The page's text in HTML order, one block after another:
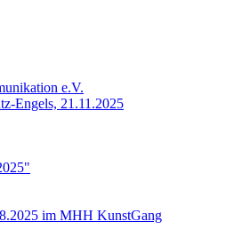
e.V.
Engels, 21.11.2025
im MHH KunstGang